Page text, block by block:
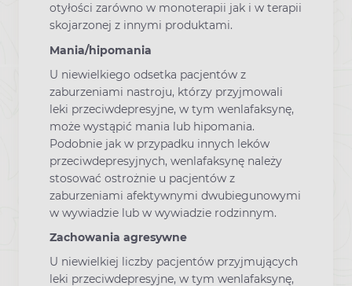
otyłości zarówno w monoterapii jak i w terapii
skojarzonej z innymi produktami.
Mania/hipomania
U niewielkiego odsetka pacjentów z
zaburzeniami nastroju, którzy przyjmowali
leki przeciwdepresyjne, w tym wenlafaksynę,
może wystąpić mania lub hipomania.
Podobnie jak w przypadku innych leków
przeciwdepresyjnych, wenlafaksynę należy
stosować ostrożnie u pacjentów z
zaburzeniami afektywnymi dwubiegunowymi
w wywiadzie lub w wywiadzie rodzinnym.
Zachowania agresywne
U niewielkiej liczby pacjentów przyjmujących
leki przeciwdepresyjne, w tym wenlafaksynę,